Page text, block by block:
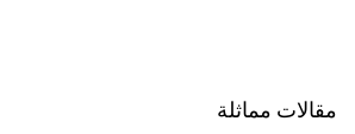
مقالات مماثلة